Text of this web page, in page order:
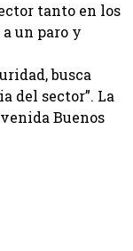
tanto en los
un paro y
busca
del sector”. La
Buenos